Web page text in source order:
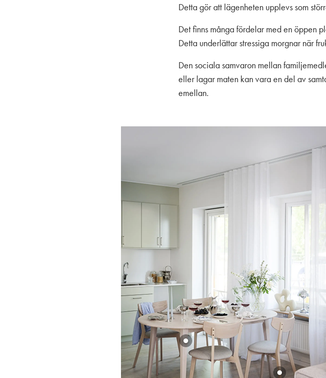
Detta gör att lägenheten upplevs som
Det finns många fördelar med en öppen
Detta underlättar stressiga morgnar när
Den sociala samvaron mellan
eller lagar maten kan vara en del av
emellan.